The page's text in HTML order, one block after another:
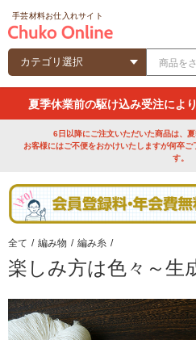
手芸材料お仕入れサイト
夏季休業前の駆け込み受注によ
6日以降にご注文いただいた商品は、
お客様にはご不便をおかけいたしますが何卒
す。
全て / 編み物 / 編み糸 /
楽しみ方は色々～生